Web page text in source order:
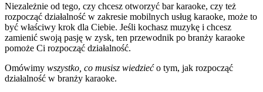
Niezależnie od tego, czy chcesz otworzyć bar karaoke, czy też
rozpocząć działalność w zakresie mobilnych usług karaoke, może to
być właściwy krok dla Ciebie. Jeśli kochasz muzykę i chcesz
zamienić swoją pasję w zysk, ten przewodnik po branży karaoke
pomoże Ci rozpocząć działalność.
Omówimy wszystko, co musisz wiedziećo tym, jak rozpocząć
działalność w branży karaoke.